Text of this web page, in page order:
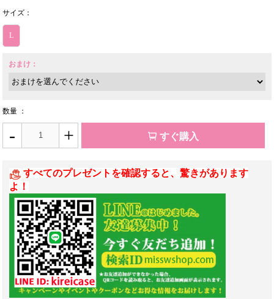
サイズ：
L
おまけ：
数量 ：
- + すぐ購入
すべてのプレゼントを確認すると、驚きがあります
よ！